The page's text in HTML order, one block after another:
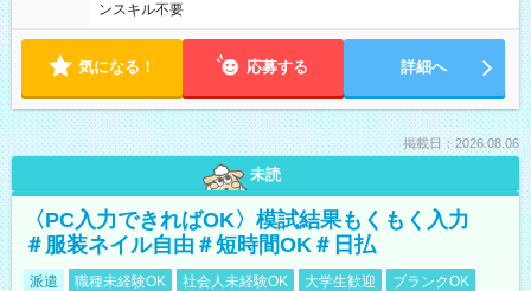
ンスキル不要
気になる！ 応募する 詳細へ
掲載日：2026.08.06
未読
〈PC入力できればOK〉模試結果もくもく入力
＃服装ネイル自由＃短時間OK＃日払
派遣 職種未経験OK 社会人未経験OK 大学生歓迎
ブランクOK